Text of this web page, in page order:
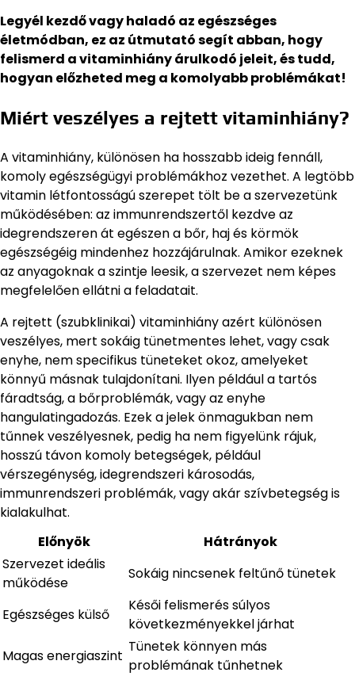
Legyél kezdő vagy haladó az egészséges
életmódban, ez az útmutató segít abban, hogy
felismerd a vitaminhiány árulkodó jeleit, és tudd,
hogyan előzheted meg a komolyabb problémákat!
Miért veszélyes a rejtett vitaminhiány?
A vitaminhiány, különösen ha hosszabb ideig fennáll,
komoly egészségügyi problémákhoz vezethet. A legtöbb
vitamin létfontosságú szerepet tölt be a szervezetünk
működésében: az immunrendszertől kezdve az
idegrendszeren át egészen a bőr, haj és körmök
egészségéig mindenhez hozzájárulnak. Amikor ezeknek
az anyagoknak a szintje leesik, a szervezet nem képes
megfelelően ellátni a feladatait.
A rejtett (szubklinikai) vitaminhiány azért különösen
veszélyes, mert sokáig tünetmentes lehet, vagy csak
enyhe, nem specifikus tüneteket okoz, amelyeket
könnyű másnak tulajdonítani. Ilyen például a tartós
fáradtság, a bőrproblémák, vagy az enyhe
hangulatingadozás. Ezek a jelek önmagukban nem
tűnnek veszélyesnek, pedig ha nem figyelünk rájuk,
hosszú távon komoly betegségek, például
vérszegénység, idegrendszeri károsodás,
immunrendszeri problémák, vagy akár szívbetegség is
kialakulhat.
Előnyök
Hátrányok
Szervezet ideális
működése
Sokáig nincsenek feltűnő tünetek
Egészséges külső
Késői felismerés súlyos
következményekkel járhat
Magas energiaszint
Tünetek könnyen más
problémának tűnhetnek